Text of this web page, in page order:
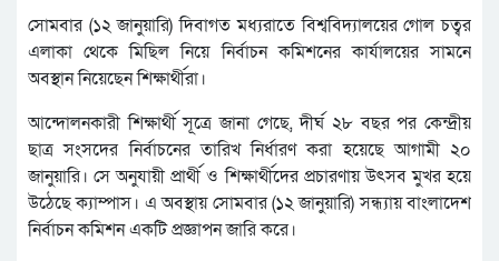
সোমবার (১২ জানুয়ারি) দিবাগত মধ্যরাতে বিশ্ববিদ্যালয়ের গোল চত্বর
এলাকা থেকে মিছিল নিয়ে নির্বাচন কমিশনের কার্যালয়ের সামনে
অবস্থান নিয়েছেন শিক্ষার্থীরা।
আন্দোলনকারী শিক্ষার্থী সূত্রে জানা গেছে, দীর্ঘ ২৮ বছর পর কেন্দ্রীয়
ছাত্র সংসদের নির্বাচনের তারিখ নির্ধারণ করা হয়েছে আগামী ২০
জানুয়ারি। সে অনুযায়ী প্রার্থী ও শিক্ষার্থীদের প্রচারণায় উৎসব মুখর হয়ে
উঠেছে ক্যাম্পাস। এ অবস্থায় সোমবার (১২ জানুয়ারি) সন্ধ্যায় বাংলাদেশ
নির্বাচন কমিশন একটি প্রজ্ঞাপন জারি করে।